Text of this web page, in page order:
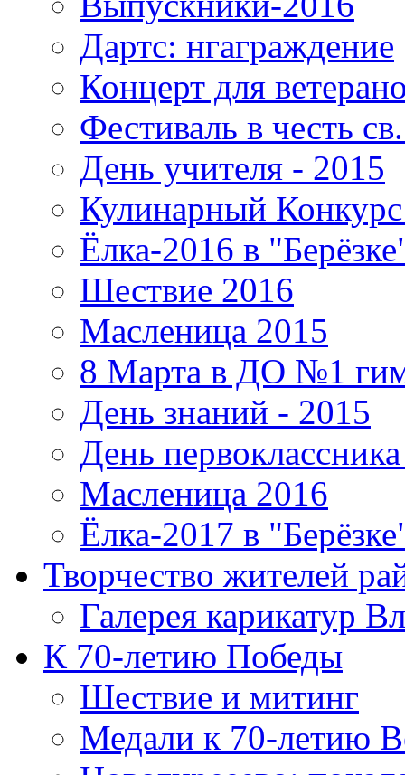
Дартс: нгаграждение
Концерт для
Фестиваль в честь
День учителя - 2015
Кулинарный
Ёлка-2016 в
Шествие 2016
Масленица 2015
8 Марта в ДО №1
День знаний - 2015
День
Масленица 2016
Ёлка-2017 в
Творчество жителей
Галерея карикатур
К 70-летию Победы
Шествие и митинг
Медали к 70-летию